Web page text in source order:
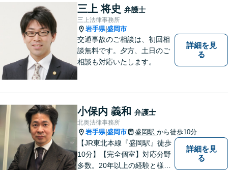
に、そして真剣に取り組みま
す。皆様が安心して相談でき
るような雰囲気づくりを行な
っています。
三上 将史 弁護士
三上法律事務所
岩手県|盛岡市
交通事故のご相談は、初回相
談無料です。夕方、土日のご
相談も対応いたします。
詳細を見
る
小保内 義和 弁護士
北奥法律事務所
岩手県|盛岡市 盛岡駅 から徒歩10分
【JR東北本線『盛岡駅』徒歩
10分】【完全個室】対応分野
多数。20年以上の経験と様々
詳細を見
る